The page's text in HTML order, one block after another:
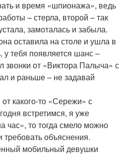
и время «шпионажа», ведь
– стерла, второй – так
замоталась и забыла.
оставила на столе и ушла в
у тебя появляется шанс –
звонки от «Виктора Палыча» с
и раньше – не задавай
какого-то «Сережи» с
встретимся, я уже
час», то тогда смело можно
объяснения.
мобильный девушки